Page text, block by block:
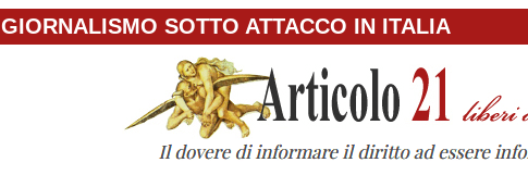
GIORNALISMO SOTTO ATTACCO IN ITALIA